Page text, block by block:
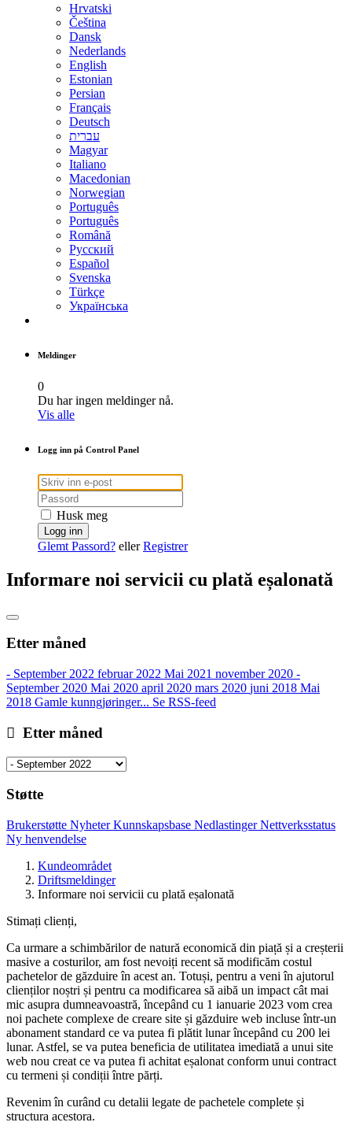
Hrvatski
Čeština
Dansk
Nederlands
English
Estonian
Persian
Français
Deutsch
עברית
Magyar
Italiano
Macedonian
Norwegian
Português
Português
Română
Русский
Español
Svenska
Türkçe
Українська
Meldinger
0
Du har ingen meldinger nå.
Vis alle
Logg inn på Control Panel
Husk meg
Glemt Passord? ellerRegistrer
Informare noi servicii cu plată eșalonată
Etter måned
- September 2022 februar 2022 Mai 2021 november 2020 -
September 2020 Mai 2020 april 2020 mars 2020 juni 2018 Mai
2018 Gamle kunngjøringer... Se RSS-feed
Etter måned
Støtte
Brukerstøtte NyheterKunnskapsbase NedlastingerNettverksstatus
Ny henvendelse
Kundeområdet
Driftsmeldinger
Informare noi servicii cu plată eșalonată
Stimați clienți,
Ca urmare a schimbărilor de natură economică din piață și a creșterii
masive a costurilor, am fost nevoiți recent să modificăm costul
pachetelor de găzduire în acest an. Totuși, pentru a veni în ajutorul
clienților noștri și pentru ca modificarea să aibă un impact cât mai
mic asupra dumneavoastră, începând cu 1 ianuarie 2023 vom crea
noi pachete complexe de creare site și găzduire web incluse într-un
abonament standard ce va putea fi plătit lunar începând cu 200 lei
lunar. Astfel, se va putea beneficia de utilitatea imediată a unui site
web nou creat ce va putea fi achitat eșalonat conform unui contract
cu termeni și condiții între părți.
Revenim în curând cu detalii legate de pachetele complete și
structura acestora.